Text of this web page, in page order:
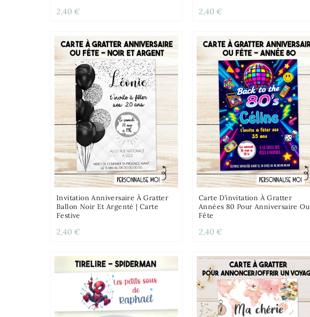
2,40 € 2,40 €
Invitation Anniversaire À Gratter
Ballon Noir Et Argenté | Carte
Festive
2,40 €
Carte D’invitation À Gratter
Années 80 Pour Anniversaire Ou
Fête
2,40 €